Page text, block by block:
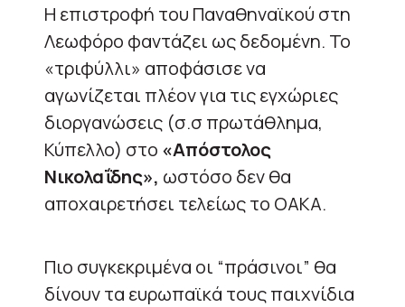
Η επιστροφή του Παναθηναϊκού στη
Λεωφόρο φαντάζει ως δεδομένη. Το
«τριφύλλι» αποφάσισε να
αγωνίζεται πλέον για τις εγχώριες
διοργανώσεις (σ.σ πρωτάθλημα,
Κύπελλο) στο «Απόστολος
Νικολαΐδης», ωστόσο δεν θα
αποχαιρετήσει τελείως το ΟΑΚΑ.
Πιο συγκεκριμένα οι “πράσινοι” θα
δίνουν τα ευρωπαϊκά τους παιχνίδια